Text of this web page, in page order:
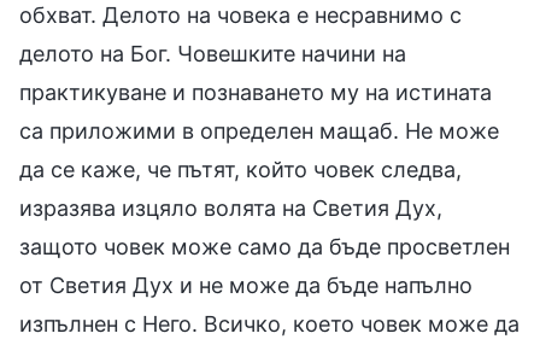
обхват. Делото на човека е несравнимо с
делото на Бог. Човешките начини на
практикуване и познаването му на истината
са приложими в определен мащаб. Не може
да се каже, че пътят, който човек следва,
изразява изцяло волята на Светия Дух,
защото човек може само да бъде просветлен
от Светия Дух и не може да бъде напълно
изпълнен с Него. Всичко, което човек може да